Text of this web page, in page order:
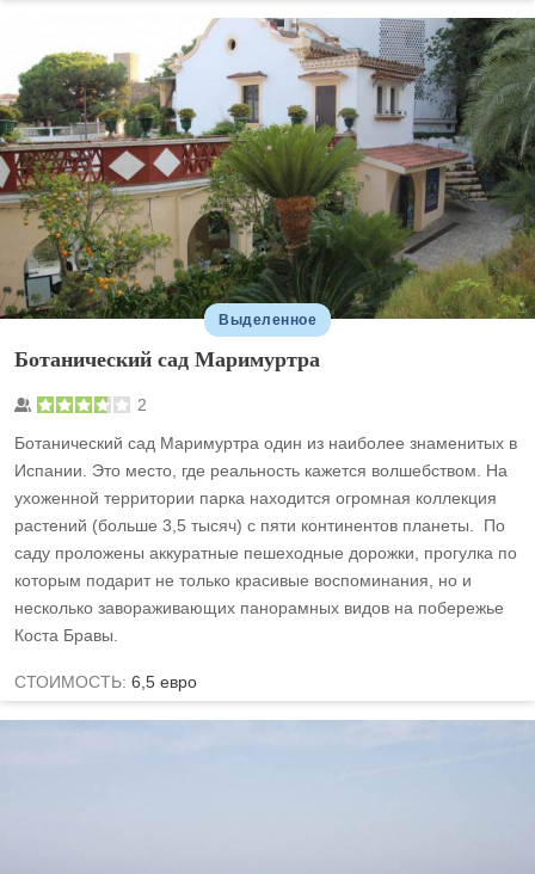
Выделенное
Ботанический сад Маримуртра
2
Ботанический сад Маримуртра один из наиболее знаменитых в
Испании. Это место, где реальность кажется волшебством. На
ухоженной территории парка находится огромная коллекция
растений (больше 3,5 тысяч) с пяти континентов планеты. По
саду проложены аккуратные пешеходные дорожки, прогулка по
которым подарит не только красивые воспоминания, но и
несколько завораживающих панорамных видов на побережье
Коста Бравы.
СТОИМОСТЬ: 6,5 евро